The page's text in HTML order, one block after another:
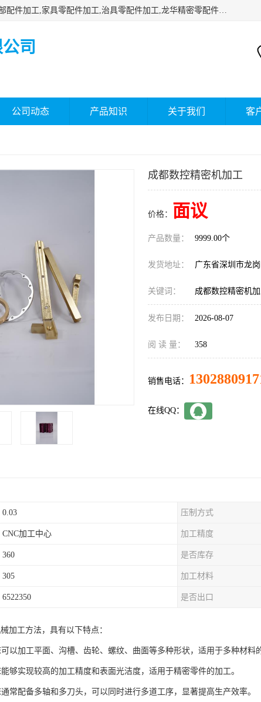
深圳市瑞通精密机械有限公司主要承接深圳精密零配件加工,非标零部配件加工,家具零配件加工,治具零配件加工,龙华精密零配件加工等各种各种精密机械加工，欢迎来来电咨询！
司
公司动态 产品知识 关于我们 客
成都数控精密机加工
价格： 面议
产品数量： 9999.00个
发货地址： 广东省深圳市龙
关键词： 成都数控精密机
发布日期： 2026-08-07
阅 读 量： 358
销售电话：
在线QQ：
0.03 压制方式
CNC加工中心 加工精度
360 是否库存
305 加工材料
6522350 是否出口
加工方法，具有以下特点：
以加工平面、沟槽、齿轮、螺纹、曲面等多种形状，适用于多种材料
够实现较高的加工精度和表面光洁度，适用于精密零件的加工。
常配备多轴和多刀头，可以同时进行多道工序，显著提高生产效率。